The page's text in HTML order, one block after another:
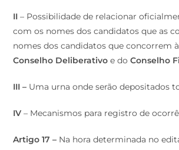
II – Possibilidade de relacionar
com os nomes dos candidatos que as
nomes dos candidatos que concorrem
Conselho Deliberativo e doConselho
III – Uma urna onde serão depositados
IV – Mecanismos para registro de
Artigo 17 – Na hora determinada no